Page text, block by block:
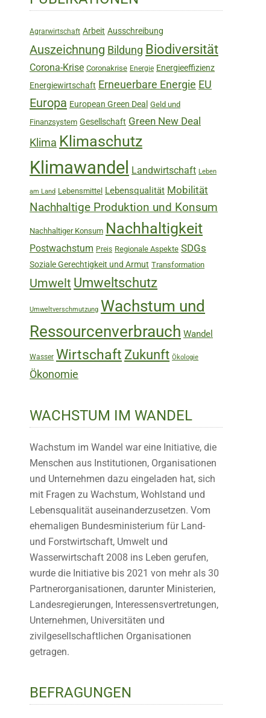
Sidebar
Agrarwirtschaft Arbeit Ausschreibung
Auszeichnung Bildung Biodiversität
Corona-Krise Coronakrise Energie Energieeffizienz
Energiewirtschaft Erneuerbare Energie EU
Europa European Green Deal Geld und
Finanzsystem Gesellschaft Green New Deal
Klima Klimaschutz
Klimawandel Landwirtschaft Leben
am Land Lebensmittel Lebensqualität Mobilität
Nachhaltige Produktion und Konsum
Nachhaltiger Konsum Nachhaltigkeit
Postwachstum Preis Regionale Aspekte SDGs
Soziale Gerechtigkeit und Armut Transformation
Umwelt Umweltschutz
Umweltverschmutzung Wachstum und
Ressourcenverbrauch Wandel
Wasser Wirtschaft Zukunft Ökologie
Ökonomie
WACHSTUM IM WANDEL
Wachstum im Wandel war eine Initiative, die
Menschen aus Institutionen, Organisationen
und Unternehmen dazu eingeladen hat, sich
mit Fragen zu Wachstum, Wohlstand und
Lebensqualität auseinanderzusetzen. Vom
ehemaligen Bundesministerium für Land-
und Forstwirtschaft, Umwelt und
Wasserwirtschaft 2008 ins Leben gerufen,
wurde die Initiative bis 2021 von mehr als 30
Partnerorganisationen, darunter Ministerien,
Landesregierungen, Interessensvertretungen,
Unternehmen, Universitäten und
zivilgesellschaftlichen Organisationen
getragen.
BEFRAGUNGEN